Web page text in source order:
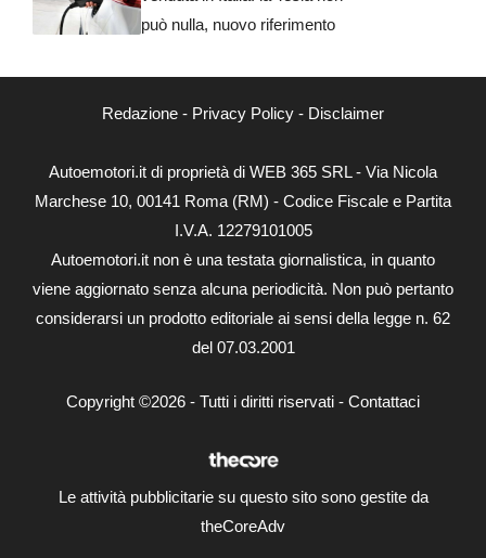
può nulla, nuovo riferimento
Redazione - Privacy Policy - Disclaimer
Autoemotori.it di proprietà di WEB 365 SRL - Via Nicola
Marchese 10, 00141 Roma (RM) - Codice Fiscale e Partita
I.V.A. 12279101005
Autoemotori.it non è una testata giornalistica, in quanto
viene aggiornato senza alcuna periodicità. Non può pertanto
considerarsi un prodotto editoriale ai sensi della legge n. 62
del 07.03.2001
Copyright ©2026 - Tutti i diritti riservati - Contattaci
Le attività pubblicitarie su questo sito sono gestite da
theCoreAdv